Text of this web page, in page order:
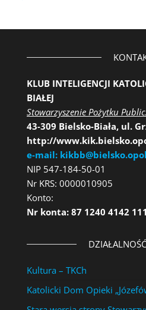
KLUB INTELIGENCJI
BIAŁEJ
Stowarzyszenie Pożytku
43-309 Bielsko-Biała, ul.
http://
e-mail:
NIP 547-184-50-01
Nr KRS: 0000010905
Konto:
Nr konta: 87 1240 4142
Kultura – TKCh
Katolicki Dom Opieki